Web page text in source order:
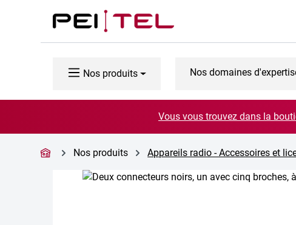
au contenu principal
Passer à la recherche
Passer à la navigation principale
Nos produits Nos domaines
Vous vous trouvez dans la
Nos produits Appareils radio - Accessoires et
Ignorer la galerie d'images